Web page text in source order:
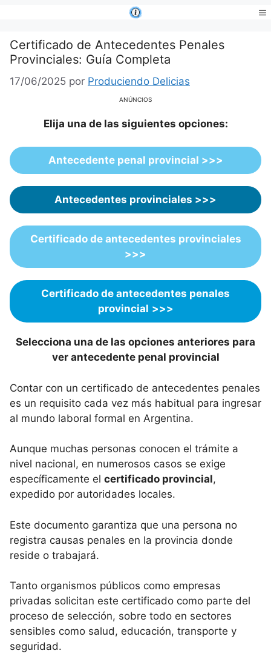
contenido
Certificado de Antecedentes Penales
Provinciales: Guía Completa
17/06/2025 por Produciendo Delicias
ANÚNCIOS
Elija una de las siguientes opciones:
Antecedente penal provincial >>>
Antecedentes provinciales >>>
Certificado de antecedentes provinciales
>>>
Certificado de antecedentes penales
provincial >>>
Selecciona una de las opciones anteriores para
ver antecedente penal provincial
Contar con un certificado de antecedentes penales
es un requisito cada vez más habitual para ingresar
al mundo laboral formal en Argentina.
Aunque muchas personas conocen el trámite a
nivel nacional, en numerosos casos se exige
específicamente el certificado provincial,
expedido por autoridades locales.
Este documento garantiza que una persona no
registra causas penales en la provincia donde
reside o trabajará.
Tanto organismos públicos como empresas
privadas solicitan este certificado como parte del
proceso de selección, sobre todo en sectores
sensibles como salud, educación, transporte y
seguridad.